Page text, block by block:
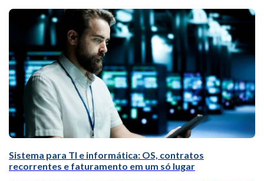
Sistema para TI e informática: OS, contratos
recorrentes e faturamento em um só lugar